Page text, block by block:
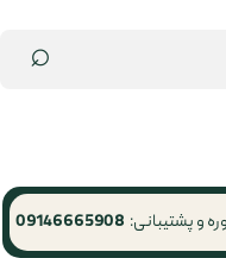
⌕
و پشتیبانی: 09146665908